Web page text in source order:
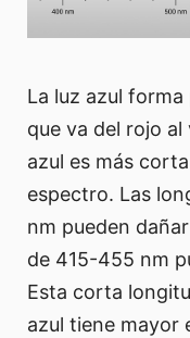
La luz azul
que va del rojo
azul es más
espectro. Las
nm pueden
de 415-455 nm
Esta corta
azul tiene mayor